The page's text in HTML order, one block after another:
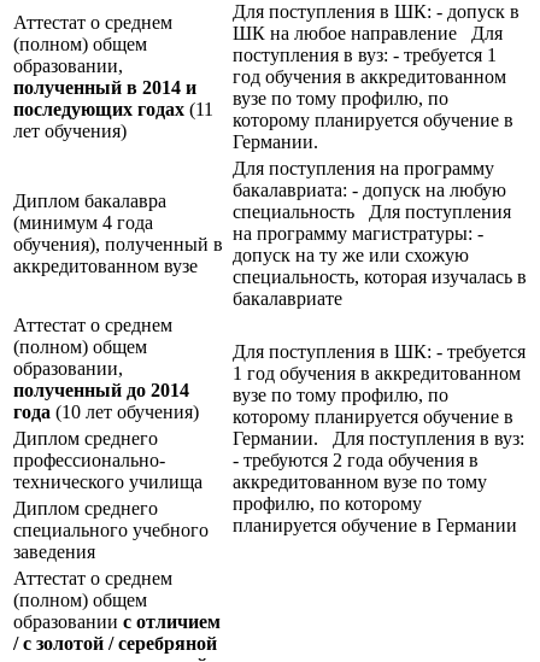
Аттестат о среднем
(полном) общем
образовании,
полученный в 2014 и
последующих годах (11
лет обучения)
Для поступления в ШК: - допуск в
ШК на любое направление Для
поступления в вуз: - требуется 1
год обучения в аккредитованном
вузе по тому профилю, по
которому планируется обучение в
Германии.
Диплом бакалавра
(минимум 4 года
обучения), полученный в
аккредитованном вузе
Для поступления на программу
бакалавриата: - допуск на любую
специальность Для поступления
на программу магистратуры: -
допуск на ту же или схожую
специальность, которая изучалась в
бакалавриате
Аттестат о среднем
(полном) общем
образовании,
полученный до 2014
года (10 лет обучения)
Для поступления в ШК: - требуется
1 год обучения в аккредитованном
вузе по тому профилю, по
которому планируется обучение в
Германии. Для поступления в вуз:
- требуются 2 года обучения в
аккредитованном вузе по тому
профилю, по которому
планируется обучение в Германии
Диплом среднего
профессионально-
технического училища
Диплом среднего
специального учебного
заведения
Аттестат о среднем
(полном) общем
образовании с отличием
/ с золотой / серебряной